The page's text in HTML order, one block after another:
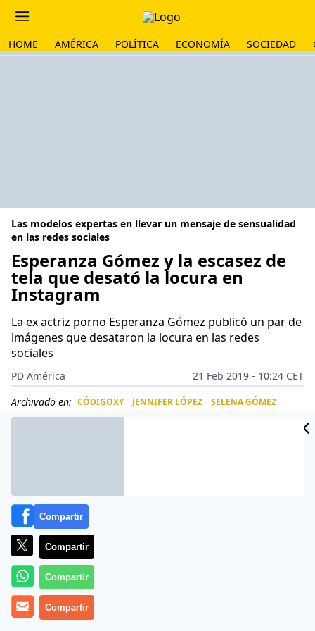
HOME AMÉRICA POLÍTICA ECONOMÍA SOCIEDAD
Las modelos expertas en llevar un mensaje de sensualidad
en las redes sociales
Esperanza Gómez y la escasez de
tela que desató la locura en
Instagram
La ex actriz porno Esperanza Gómez publicó un par de
imágenes que desataron la locura en las redes
sociales
PD América
21 Feb 2019 - 10:24 CET
Archivado en: CÓDIGOXY JENNIFER LÓPEZ SELENA GÓMEZ
Compartir
Compartir
Compartir
Compartir